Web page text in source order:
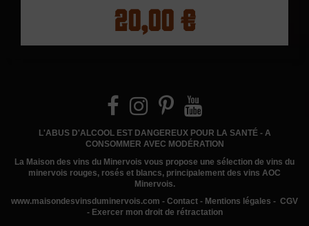
20,00 €
L'ABUS D'ALCOOL EST DANGEREUX POUR LA SANTÉ - A
CONSOMMER AVEC MODÉRATION
La Maison des vins du Minervois vous propose une sélection de vins du
minervois rouges, rosés et blancs, principalement des vins AOC
Minervois.
www.maisondesvinsduminervois.com - Contact - Mentions légales - CGV
- Exercer mon droit de rétractation